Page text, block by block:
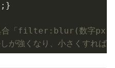
合「filter:blur(数字px)
が強くなり、小さくすれば